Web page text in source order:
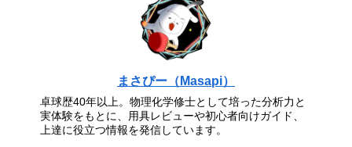
まさぴー（Masapi）
卓球歴40年以上。物理化学修士として培った分析力と
実体験をもとに、用具レビューや初心者向けガイド、
上達に役立つ情報を発信しています。